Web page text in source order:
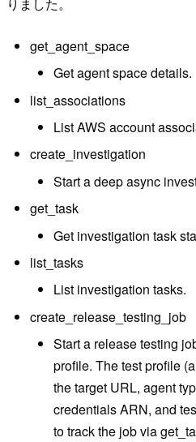
りました。
get_agent_space
Get agent space details.
list_associations
List AWS account
create_investigation
Start a deep async
get_task
Get investigation task
list_tasks
List investigation tasks.
create_release_testing_job
Start a release testing
profile. The test profile
the target URL, agent
credentials ARN, and
to track the job via